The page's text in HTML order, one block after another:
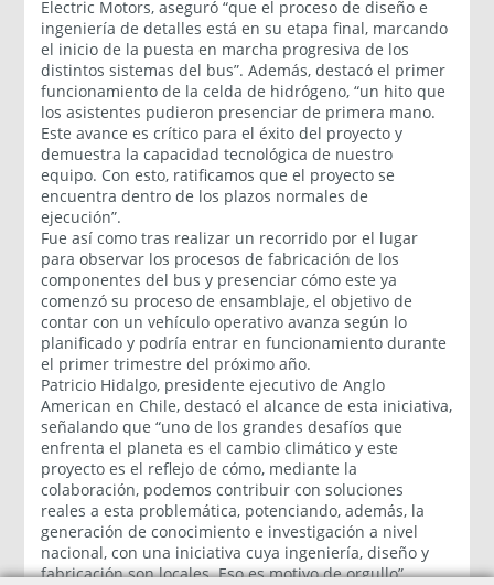
Electric Motors, aseguró “que el proceso de diseño e
ingeniería de detalles está en su etapa final, marcando
el inicio de la puesta en marcha progresiva de los
distintos sistemas del bus”. Además, destacó el primer
funcionamiento de la celda de hidrógeno, “un hito que
los asistentes pudieron presenciar de primera mano.
Este avance es crítico para el éxito del proyecto y
demuestra la capacidad tecnológica de nuestro
equipo. Con esto, ratificamos que el proyecto se
encuentra dentro de los plazos normales de
ejecución”.
Fue así como tras realizar un recorrido por el lugar
para observar los procesos de fabricación de los
componentes del bus y presenciar cómo este ya
comenzó su proceso de ensamblaje, el objetivo de
contar con un vehículo operativo avanza según lo
planificado y podría entrar en funcionamiento durante
el primer trimestre del próximo año.
Patricio Hidalgo, presidente ejecutivo de Anglo
American en Chile, destacó el alcance de esta iniciativa,
señalando que “uno de los grandes desafíos que
enfrenta el planeta es el cambio climático y este
proyecto es el reflejo de cómo, mediante la
colaboración, podemos contribuir con soluciones
reales a esta problemática, potenciando, además, la
generación de conocimiento e investigación a nivel
nacional, con una iniciativa cuya ingeniería, diseño y
fabricación son locales. Eso es motivo de orgullo”.